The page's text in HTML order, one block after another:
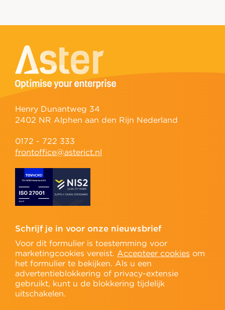
Henry Dunantweg 34
2402 NR Alphen aan den Rijn Nederland
0172 - 722 333
frontoffice@asterict.nl
Schrijf je in voor onze nieuwsbrief
Voor dit formulier is toestemming voor
marketingcookies vereist. Accepteer cookies om
het formulier te bekijken. Als u een
advertentieblokkering of privacy-extensie
gebruikt, kunt u de blokkering tijdelijk
uitschakelen.